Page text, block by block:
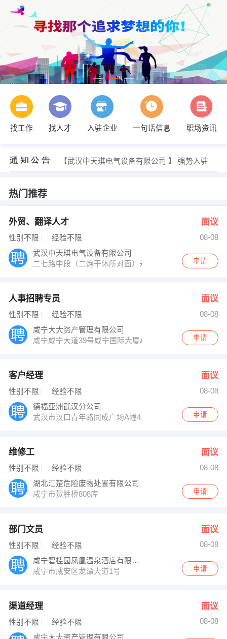
找工作 找人才 入驻企业 一句话信息 职场资讯
程经理 发布 [部门文员 ] 招聘信息
【武汉中天琪电气设备有限公司 】 强势入驻
发布 [维修工 ] 招聘信息
【武汉金铝铝业有限公司 】 强势入驻
热门推荐
外贸、翻译人才 面议
性别不限 经验不限
08-08
武汉中天琪电气设备有限公司
二七路中段（二炮干休所对面）永红工业园
申请
人事招聘专员 面议
性别不限 经验不限
08-08
咸宁大大资产管理有限公司
咸宁咸宁大道39号咸宁国际大厦A座4楼
申请
客户经理 面议
性别不限 经验不限
08-08
德福亚洲武汉分公司
武汉市汉口青年路同成广场A幢4单元2902室
申请
维修工 面议
性别不限 经验不限
08-08
湖北汇楚危险废物处置有限公司
咸宁市贺胜桥808库
申请
部门文员 面议
性别不限 经验不限
08-08
咸宁碧桂园凤凰温泉酒店有限公司
咸宁市咸安区龙潭大道1号
申请
渠道经理 面议
性别不限 经验不限
08-08
咸宁大大资产管理有限公司